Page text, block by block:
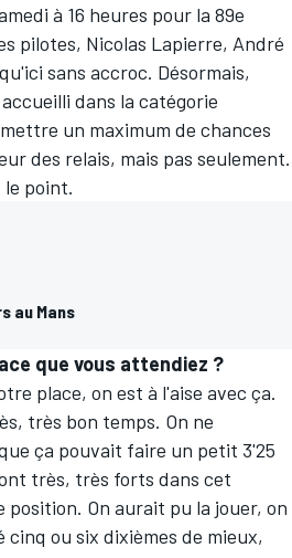
à 16 heures pour la 89e
pilotes, Nicolas Lapierre, André
sans accroc. Désormais,
dans la catégorie
un maximum de chances
des relais, mais pas seulement.
point.
au Mans
que vous attendiez ?
place, on est à l'aise avec ça.
très bon temps. On ne
ça pouvait faire un petit 3'25
très, très forts dans cet
On aurait pu la jouer, on
ou six dixièmes de mieux,